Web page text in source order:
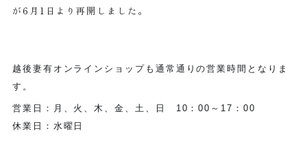
が6月1日より再開しました。
越後妻有オンラインショップも通常通りの営業時間となりま
す。
営業日：月、火、木、金、土、日 10：00～17：00
休業日：水曜日